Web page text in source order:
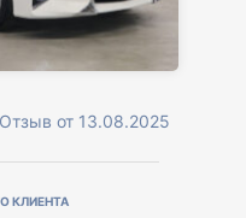
от 13.08.2025
КЛИЕНТА